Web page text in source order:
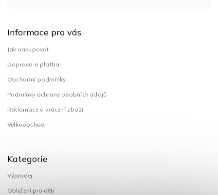
Informace pro vás
Jak nakupovat
Doprava a platba
Obchodní podmínky
Podmínky ochrany osobních údajů
Reklamace a vrácení zboží
Velkoobchod
Kategorie
Výprodej
Oblečení pro děti